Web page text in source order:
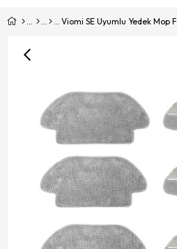
Viomi SE Uyumlu Yedek Mop